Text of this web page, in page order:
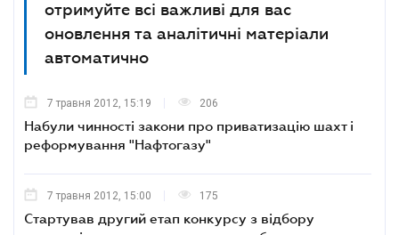
отримуйте всі важливі для вас
оновлення та аналітичні матеріали
автоматично
7 травня 2012, 15:19 206
Набули чинності закони про приватизацію шахт і
реформування "Нафтогазу"
7 травня 2012, 15:00 175
Стартував другий етап конкурсу з відбору